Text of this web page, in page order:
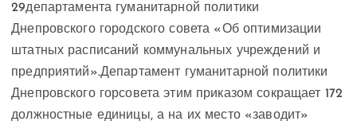
29департамента гуманитарной политики
Днепровского городского совета «Об оптимизации
штатных расписаний коммунальных учреждений и
предприятий».Департамент гуманитарной политики
Днепровского горсовета этим приказом сокращает 172
должностные единицы, а на их место «заводит»